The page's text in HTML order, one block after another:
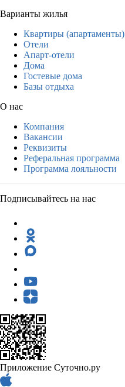
Варианты жилья
Квартиры (апартаменты)
Отели
Апарт-отели
Дома
Гостевые дома
Базы отдыха
О нас
Компания
Вакансии
Реквизиты
Реферальная программа
Программа лояльности
Подписывайтесь на нас
Приложение Суточно.ру